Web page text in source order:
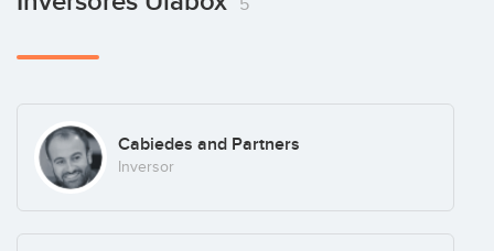
5
Cabiedes and Partners
Inversor